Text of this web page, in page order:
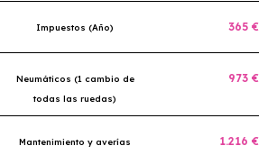
Impuestos (Año) 365 €
Neumáticos (1 cambio de
todas las ruedas)
973 €
Mantenimiento y averías
1.216 €